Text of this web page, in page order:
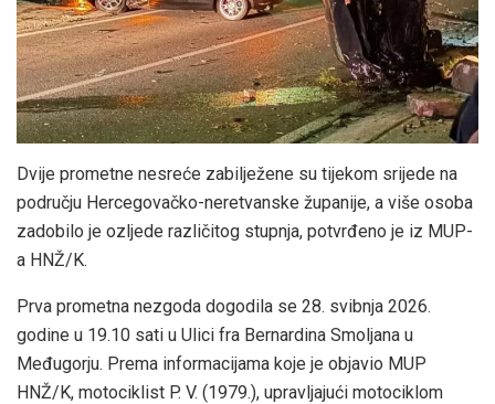
Dvije prometne nesreće zabilježene su tijekom srijede na
području Hercegovačko-neretvanske županije, a više osoba
zadobilo je ozljede različitog stupnja, potvrđeno je iz MUP-
a HNŽ/K.
Prva prometna nezgoda dogodila se 28. svibnja 2026.
godine u 19.10 sati u Ulici fra Bernardina Smoljana u
Međugorju. Prema informacijama koje je objavio MUP
HNŽ/K, motociklist P. V. (1979.), upravljajući motociklom